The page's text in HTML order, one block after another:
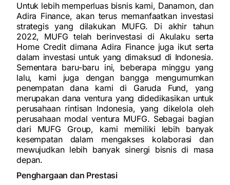
Untuk lebih memperluas bisnis kami, Danamon, dan
Adira Finance, akan terus memanfaatkan investasi
strategis yang dilakukan MUFG. Di akhir tahun
2022, MUFG telah berinvestasi di Akulaku serta
Home Credit dimana Adira Finance juga ikut serta
dalam investasi untuk yang dimaksud di Indonesia.
Sementara baru-baru ini, beberapa minggu yang
lalu, kami juga dengan bangga mengumumkan
penempatan dana kami di Garuda Fund, yang
merupakan dana ventura yang didedikasikan untuk
perusahaan rintisan Indonesia, yang dikelola oleh
perusahaan modal ventura MUFG. Sebagai bagian
dari MUFG Group, kami memiliki lebih banyak
kesempatan dalam mengakses kolaborasi dan
mewujudkan lebih banyak sinergi bisnis di masa
depan.
Penghargaan dan Prestasi